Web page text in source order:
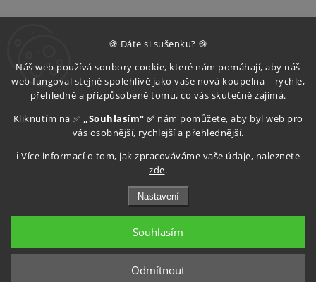
🍪 Dáte si sušenku? 🍪
Náš web používá soubory cookie, které nám pomáhají, aby náš
web fungoval stejně spolehlivě jako vaše nová koupelna – rychle,
přehledně a přizpůsobeně tomu, co vás skutečně zajímá.
Kliknutím na ✅ „Souhlasím" ✅ nám pomůžete, aby byl web pro
vás osobnější, rychlejší a přehlednější.
ℹ️ Více informací o tom, jak zpracováváme vaše údaje, naleznete
zde.
Nastavení
Odmítnout
Souhlasím
Upravit nastavení cookies
Grafický návrh vytvořil a nakódoval